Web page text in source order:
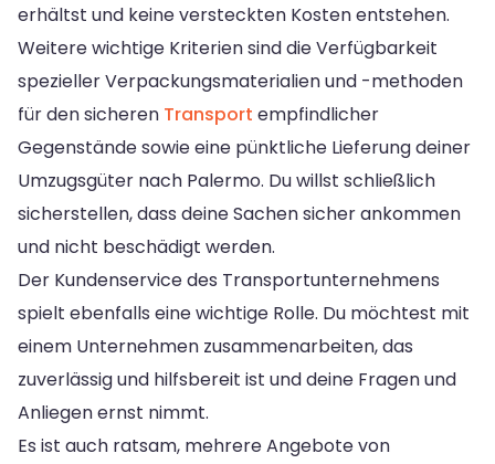
erhältst und keine versteckten Kosten entstehen.
Weitere wichtige Kriterien sind die Verfügbarkeit
spezieller Verpackungsmaterialien und -methoden
für den sicheren Transport empfindlicher
Gegenstände sowie eine pünktliche Lieferung deiner
Umzugsgüter nach Palermo. Du willst schließlich
sicherstellen, dass deine Sachen sicher ankommen
und nicht beschädigt werden.
Der Kundenservice des Transportunternehmens
spielt ebenfalls eine wichtige Rolle. Du möchtest mit
einem Unternehmen zusammenarbeiten, das
zuverlässig und hilfsbereit ist und deine Fragen und
Anliegen ernst nimmt.
Es ist auch ratsam, mehrere Angebote von